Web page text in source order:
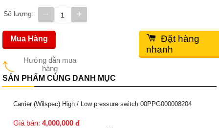
Số lượng: +
−
Hướng dẫn mua
hàng
Mua Hàng
Đặt hàng
nhanh
SẢN PHẨM CÙNG DANH MỤC
Carrier (Wilspec) High / Low pressure switch 00PPG000008204
Giá bán: 4,000,000 đ